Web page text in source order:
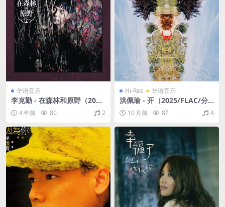
华语音乐
李克勤 - 在森林和原野（201
2/FLAC/分轨/224M）
4 年前 80 2
Hi-Res 华语音乐
洪佩瑜 - 开（2025/FLAC/分
轨/487M）(24bit/48kHz)
10 月前 87 4